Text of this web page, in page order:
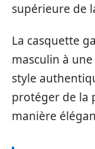
supérieure de
La casquette
masculin à
style
protéger de la
manière